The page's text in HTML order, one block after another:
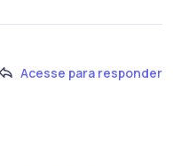
Acesse para responder